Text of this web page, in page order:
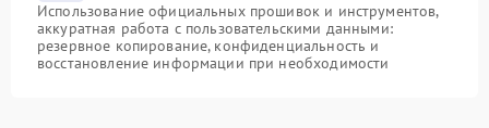
Использование официальных прошивок и инструментов,
аккуратная работа с пользовательскими данными:
резервное копирование, конфиденциальность и
восстановление информации при необходимости